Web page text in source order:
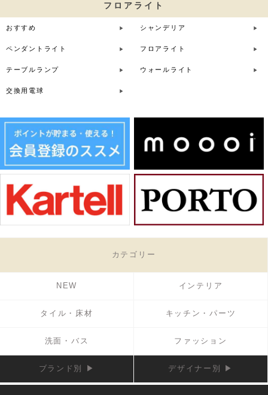
フロアライト
おすすめ シャンデリア
ペンダントライト フロアライト
テーブルランプ ウォールライト
交換用電球
カテゴリー
NEW インテリア
タイル・床材 キッチン・パーツ
洗面・バス ファッション
ブランド別 ▶ デザイナー別 ▶